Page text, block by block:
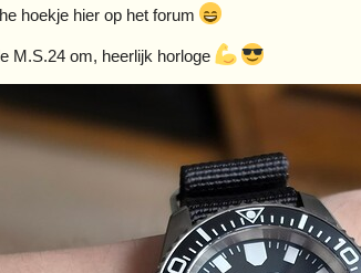
hoekje hier op het forum
M.S.24 om, heerlijk horloge